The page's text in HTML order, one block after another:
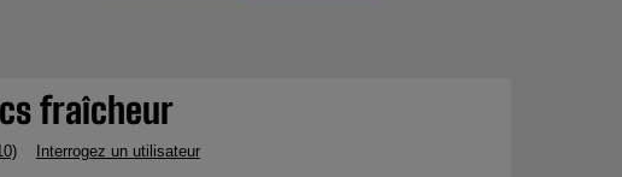
fraîcheur
Interrogez un utilisateur